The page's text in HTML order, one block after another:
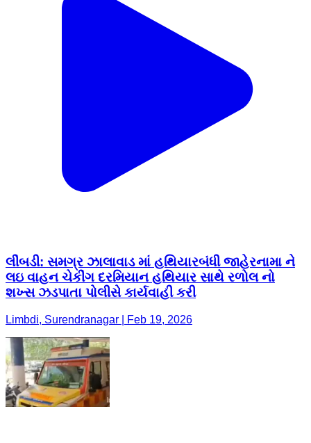
લીંબડી: સમગ્ર ઝાલાવાડ માં હથિયારબંધી જાહેરનામા ને
લઇ વાહન ચેકીંગ દરમિયાન હથિયાર સાથે રળોલ નો
શખ્સ ઝડપાતા પોલીસે કાર્યવાહી કરી
Limbdi, Surendranagar | Feb 19, 2026